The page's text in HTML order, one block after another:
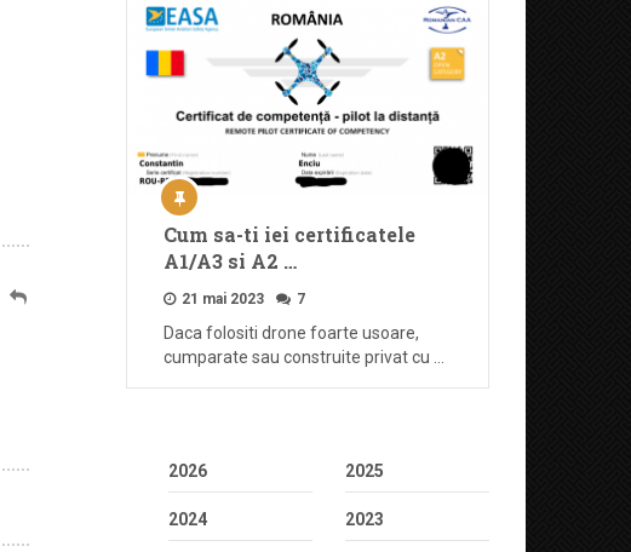
Cum sa-ti iei certificatele
A1/A3 si A2 …
21 mai 2023 7
Daca folositi drone foarte usoare,
cumparate sau construite privat cu …
2026 2025
2024 2023